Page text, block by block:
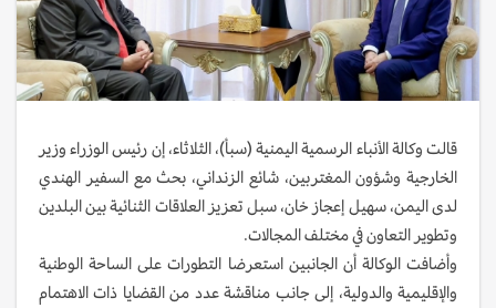
قالت وكالة الأنباء الرسمية اليمنية (سبأ)، الثلاثاء، إن رئيس الوزراء وزير
الخارجية وشؤون المغتربين، شائع الزنداني، بحث مع السفير الهندي
لدى اليمن، سهيل إعجاز خان، سبل تعزيز العلاقات الثنائية بين البلدين
وتطوير التعاون في مختلف المجالات.
وأضافت الوكالة أن الجانبين استعرضا التطورات على الساحة الوطنية
والإقليمية والدولية، إلى جانب مناقشة عدد من القضايا ذات الاهتمام